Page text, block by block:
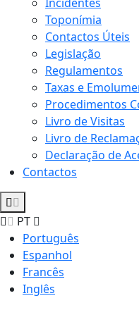
Toponímia
Contactos Úteis
Legislação
Regulamentos
Taxas e
Procedimentos
Livro de Visitas
Livro de
Declaração de
Contactos
PT
Português
Espanhol
Francês
Inglês